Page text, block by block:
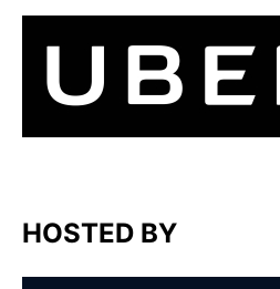
HOSTED BY